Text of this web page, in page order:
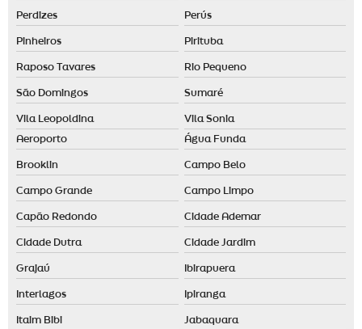
Essência para aromatizador de ambiente
Essência para casa
Essência para casa comprar
Essência para casa preço
Fornecedor de difusor elétrico
Fragrância para loja de roupas
Fragrâncias personalizadas
Identidade olfativa para empresas
Perdizes Perús
Pinheiros Pirituba
Raposo Tavares Rio Pequeno
São Domingos Sumaré
Vila Leopoldina Vila Sonia
Aeroporto Água Funda
Brooklin Campo Belo
Campo Grande Campo Limpo
Capão Redondo Cidade Ademar
Cidade Dutra Cidade Jardim
Grajaú Ibirapuera
Interlagos Ipiranga
Itaim Bibi Jabaquara